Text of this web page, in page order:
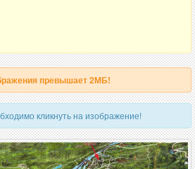
превышает 2МБ!
кликнуть на изображение!